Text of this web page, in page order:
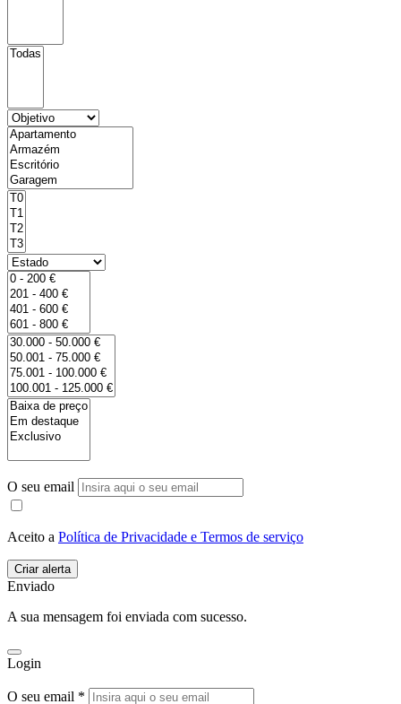
O seu email
Aceito a Política de Privacidade e Termos de serviço
Enviado
A sua mensagem foi enviada com sucesso.
Login
O seu email *